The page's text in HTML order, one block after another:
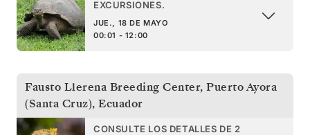
EXCURSIONES.
JUE., 18 DE MAYO
00:01 - 12:00
Fausto Llerena Breeding Center, Puerto Ayora
(Santa Cruz), Ecuador
CONSULTE LOS DETALLES DE 2